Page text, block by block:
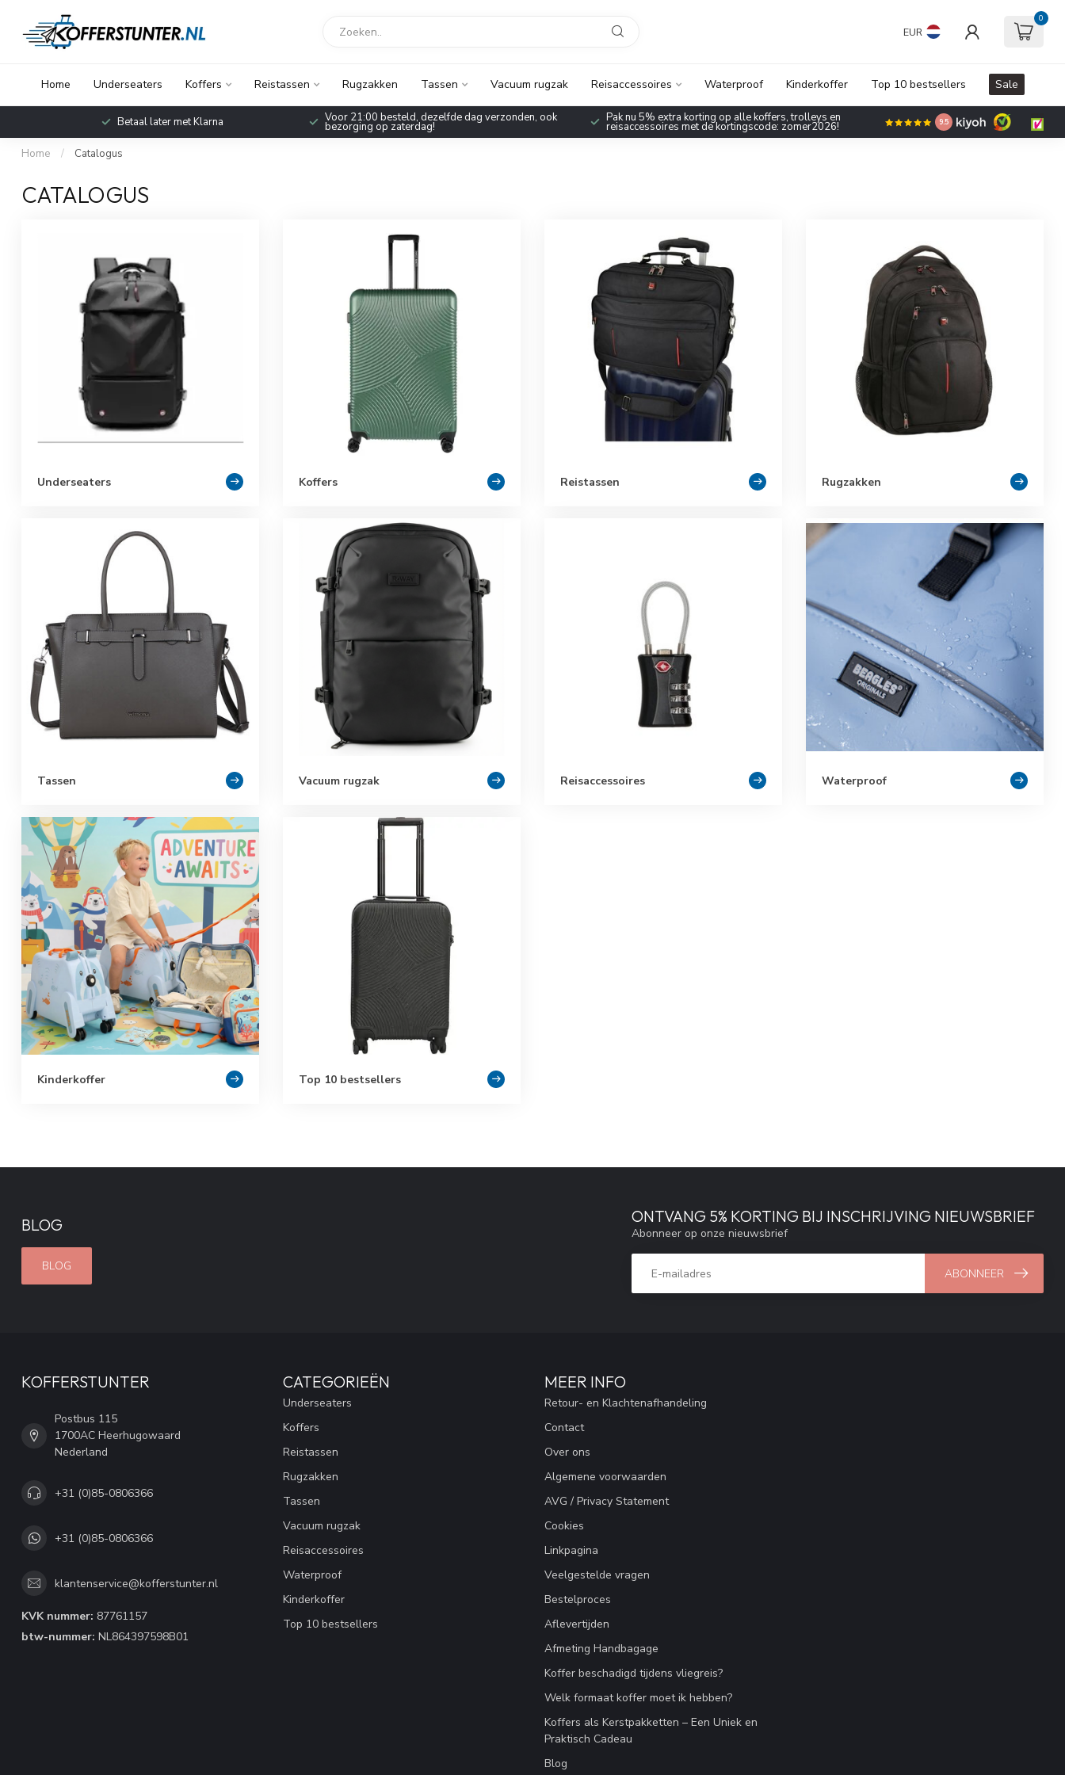
EUR
0
Home Underseaters Koffers Reistassen Rugzakken Tassen Vacuum rugzak Reisaccessoires Waterproof Kinderkoffer Top 10 bestsellers Sale
Betaal later met Klarna Voor 21:00 besteld, dezelfde dag verzonden, ook
bezorging op zaterdag!
Pak nu 5% extra korting op alle koffers, trolleys en
reisaccessoires met de kortingscode: zomer2026! 9.5
Home / Catalogus
CATALOGUS
Underseaters Koffers Reistassen Rugzakken
Tassen Vacuum rugzak Reisaccessoires Waterproof
Kinderkoffer Top 10 bestsellers
BLOG
BLOG
ONTVANG 5% KORTING BIJ INSCHRIJVING NIEUWSBRIEF
Abonneer op onze nieuwsbrief
ABONNEER
KOFFERSTUNTER
Postbus 115
1700AC Heerhugowaard
Nederland
+31 (0)85-0806366
+31 (0)85-0806366
klantenservice@kofferstunter.nl
KVK nummer: 87761157
btw-nummer: NL864397598B01
CATEGORIEËN
Underseaters
Koffers
Reistassen
Rugzakken
Tassen
Vacuum rugzak
Reisaccessoires
Waterproof
Kinderkoffer
Top 10 bestsellers
MEER INFO
Retour- en Klachtenafhandeling
Contact
Over ons
Algemene voorwaarden
AVG / Privacy Statement
Cookies
Linkpagina
Veelgestelde vragen
Bestelproces
Aflevertijden
Afmeting Handbagage
Koffer beschadigd tijdens vliegreis?
Welk formaat koffer moet ik hebben?
Koffers als Kerstpakketten – Een Uniek en
Praktisch Cadeau
Blog